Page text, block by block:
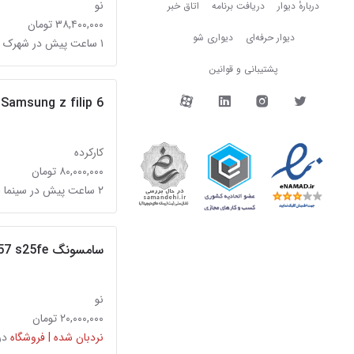
دربارهٔ دیوار دربارهٔ دیوار دریافت برنامه اتاق خبر
دیوار حرفه‌ای دیواری شو
پشتیبانی و قوانین
دیوار در شبکه‌های
نو
۳۸,۴۰۰,۰۰۰ تومان
۱ ساعت پیش در شهرک گلستان
Samsung z filip 6
کارکرده
۸۰,۰۰۰,۰۰۰ تومان
۲ ساعت پیش در سینما سعدی
سامسونگ A17 A27 A37 A57 s25fe موبایل باما
نو
۲۰,۰۰۰,۰۰۰ تومان
نردبان شده | فروشگاه